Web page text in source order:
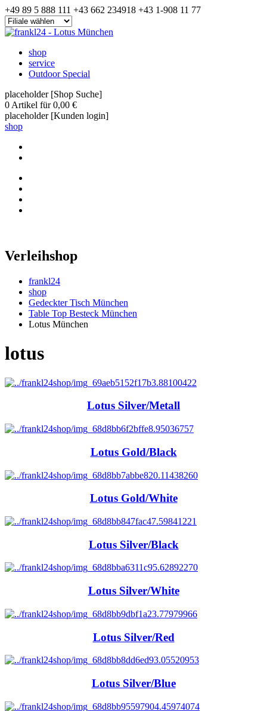
+49 89 5 888 111 +43 662 234918 +43 1-908 11 77
shop
service
Outdoor Special
placeholder [Shop Suche]
0 Artikel für0,00 €
placeholder [Kunden login]
shop
Verleihshop
frankl24
shop
Gedeckter Tisch München
Table Top Besteck München
Lotus München
lotus
Lotus Silver/Metall
Lotus Gold/Black
Lotus Gold/White
Lotus Silver/Black
Lotus Silver/White
Lotus Silver/Red
Lotus Silver/Blue